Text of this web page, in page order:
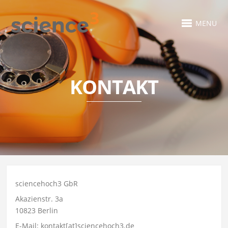
MENU
KONTAKT
sciencehoch3 GbR
Akazienstr. 3a
10823 Berlin
E-Mail: kontakt[at]sciencehoch3.de